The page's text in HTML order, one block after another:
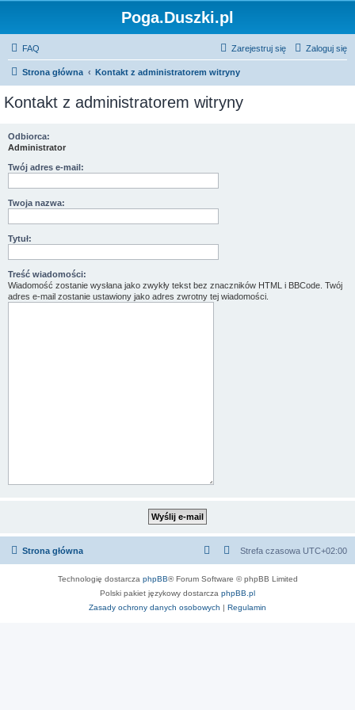
Poga.Duszki.pl
FAQ Zaloguj się
Zarejestruj się
Strona główna Kontakt z administratorem witryny
Kontakt z administratorem witryny
Odbiorca:
Administrator
Twój adres e-mail:
Twoja nazwa:
Tytuł:
Treść wiadomości:
Wiadomość zostanie wysłana jako zwykły tekst bez znaczników HTML i BBCode. Twój
adres e-mail zostanie ustawiony jako adres zwrotny tej wiadomości.
Strona główna Strefa czasowa UTC+02:00
Technologię dostarcza phpBB® Forum Software © phpBB Limited
Polski pakiet językowy dostarcza phpBB.pl
Zasady ochrony danych osobowych | Regulamin